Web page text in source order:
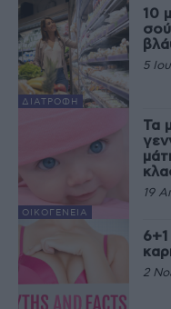
ΔΙΑΤΡΟΦΉ
10
5
ΟΙΚΟΓΈΝΕΙΑ
Τα
19
2